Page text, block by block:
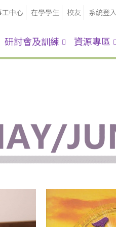
工中心 在學學生 校友 系統登入
研討會及訓練 資源專區